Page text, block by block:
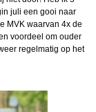
juli een gooi naar
MVK waarvan 4x de
voordeel om ouder
regelmatig op het